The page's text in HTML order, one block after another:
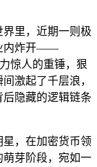
里，近期一则极
内炸开——
惊人的重锤，狠
激起了千层浪，
隐藏的逻辑链条
星，在加密货币领
芽阶段，宛如一